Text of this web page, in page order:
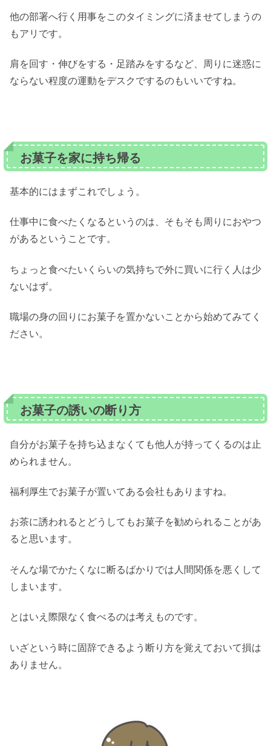
他の部署へ行く用事をこのタイミングに済ませてしまうの
もアリです。
肩を回す・伸びをする・足踏みをするなど、周りに迷惑に
ならない程度の運動をデスクでするのもいいですね。
お菓子を家に持ち帰る
基本的にはまずこれでしょう。
仕事中に食べたくなるというのは、そもそも周りにおやつ
があるということです。
ちょっと食べたいくらいの気持ちで外に買いに行く人は少
ないはず。
職場の身の回りにお菓子を置かないことから始めてみてく
ださい。
お菓子の誘いの断り方
自分がお菓子を持ち込まなくても他人が持ってくるのは止
められません。
福利厚生でお菓子が置いてある会社もありますね。
お茶に誘われるとどうしてもお菓子を勧められることがあ
ると思います。
そんな場でかたくなに断るばかりでは人間関係を悪くして
しまいます。
とはいえ際限なく食べるのは考えものです。
いざという時に固辞できるよう断り方を覚えておいて損は
ありません。